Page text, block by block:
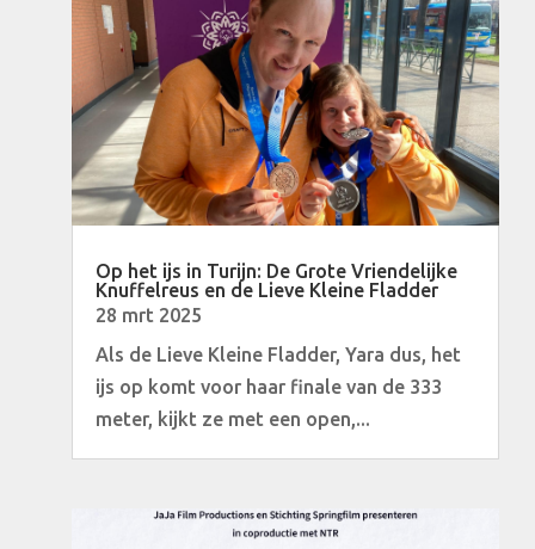
Op het ijs in Turijn: De Grote Vriendelijke
Knuffelreus en de Lieve Kleine Fladder
28 mrt 2025
Als de Lieve Kleine Fladder, Yara dus, het
ijs op komt voor haar finale van de 333
meter, kijkt ze met een open,...